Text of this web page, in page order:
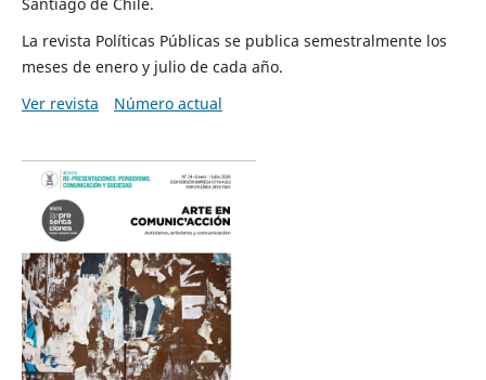
La revista Políticas Públicas se publica semestralmente los
meses de enero y julio de cada año.
Ver revista
Número actual